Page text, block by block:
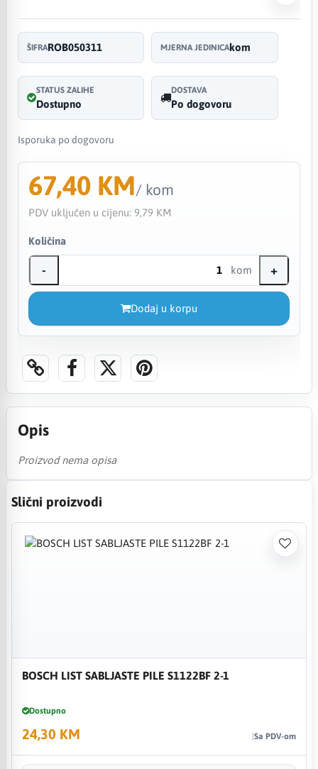
ŠIFRAROB050311 MJERNA JEDINICAkom
STATUS ZALIHE
Dostupno
DOSTAVA
Po dogovoru
Isporuka po dogovoru
67,40 KM/ kom
PDV uključen u cijenu: 9,79 KM
Količina
- kom +
Dodaj u korpu
Opis
Proizvod nema opisa
Slični proizvodi
BOSCH LIST SABLJASTE PILE S1122BF 2-1
Dostupno
24,30 KM Sa PDV-om